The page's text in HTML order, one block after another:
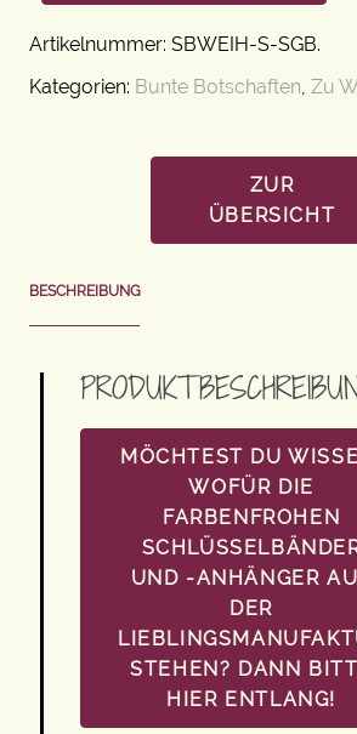
Artikelnummer: SBWEIH-S-SGB.
Kategorien: Bunte Botschaften, Zu
ZUR
ÜBERSICHT
BESCHREIBUNG
MÖCHTEST DU
WOFÜR DIE
FARBENFROHEN
UND -ANHÄNGER
DER
STEHEN? DANN
HIER ENTLANG!